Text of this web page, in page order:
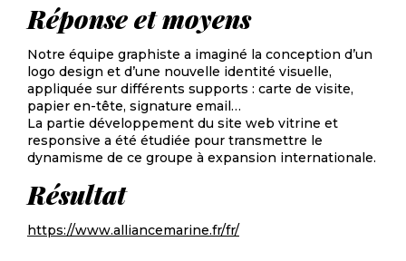
Réponse et moyens
Notre équipe graphiste a imaginé la conception d’un
logo design et d’une nouvelle identité visuelle,
appliquée sur différents supports : carte de visite,
papier en-tête, signature email…
La partie développement du site web vitrine et
responsive a été étudiée pour transmettre le
dynamisme de ce groupe à expansion internationale.
Résultat
https://www.alliancemarine.fr/fr/